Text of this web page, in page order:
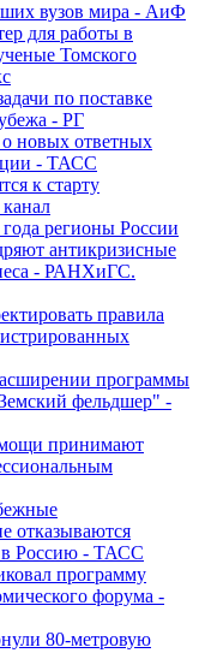
вузов мира - АиФ
для работы в
Томского
по поставке
- РГ
новых ответных
- ТАСС
к старту
регионы России
антикризисные
- РАНХиГС.
правила
программы
фельдшер" -
принимают
отказываются
в Россию - ТАСС
программу
форума -
80-метровую